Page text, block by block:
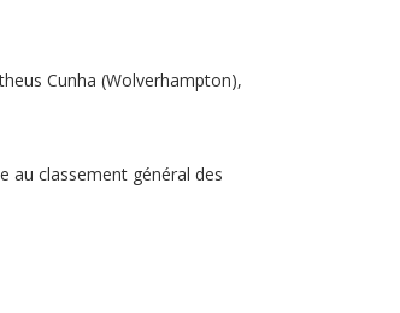
Cunha (Wolverhampton),
au classement général des